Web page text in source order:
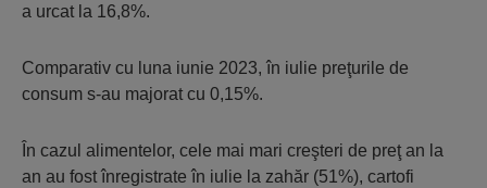
a urcat la 16,8%.
Comparativ cu luna iunie 2023, în iulie preţurile de
consum s-au majorat cu 0,15%.
În cazul alimentelor, cele mai mari creşteri de preţ an la
an au fost înregistrate în iulie la zahăr (51%), cartofi